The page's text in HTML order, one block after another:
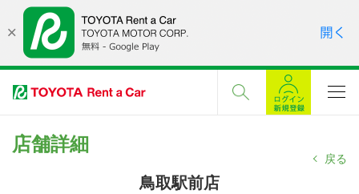
店舗詳細
戻る
鳥取駅前店